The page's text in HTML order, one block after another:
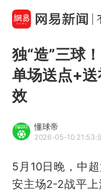
独“造”三球
单场送点+
效
懂球帝
2026-05-10 21:53·
5月10日晚，中
安主场2-2战平